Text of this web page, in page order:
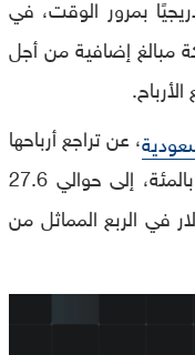
بمرور الوقت، في
مبالغ إضافية من أجل
، عن تراجع أرباحها
في الربع الثالث من 2024، بنحو 15 بالمئة، إلى حوالي 27.6
نحو 32.6 مليار دولار في الربع المماثل من